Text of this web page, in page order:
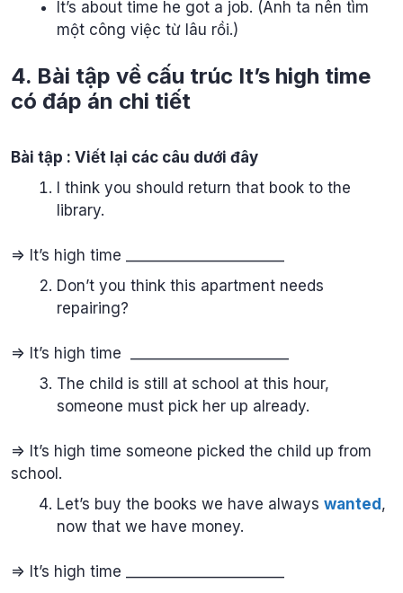
It’s about time he got a job. (Anh ta nên tìm
một công việc từ lâu rồi.)
4. Bài tập về cấu trúc It’s high time
có đáp án chi tiết
Bài tập : Viết lại các câu dưới đây
I think you should return that book to the
library.
=> It’s high time ______________________
Don’t you think this apartment needs
repairing?
=> It’s high time ______________________
The child is still at school at this hour,
someone must pick her up already.
=> It’s high time someone picked the child up from
school.
Let’s buy the books we have always wanted,
now that we have money.
=> It’s high time ______________________